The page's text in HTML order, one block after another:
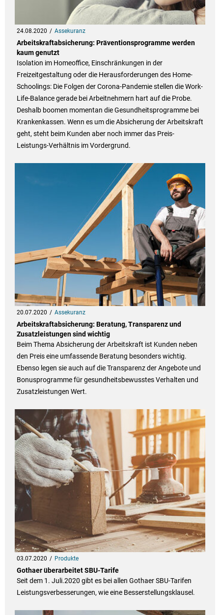
24.08.2020 Assekuranz
Arbeitskraftabsicherung: Präventionsprogramme werden
kaum genutzt
Isolation im Homeoffice, Einschränkungen in der
Freizeitgestaltung oder die Herausforderungen des Home-
Schoolings: Die Folgen der Corona-Pandemie stellen die Work-
Life-Balance gerade bei Arbeitnehmern hart auf die Probe.
Deshalb boomen momentan die Gesundheitsprogramme bei
Krankenkassen. Wenn es um die Absicherung der Arbeitskraft
geht, steht beim Kunden aber noch immer das Preis-
Leistungs-Verhältnis im Vordergrund.
20.07.2020 Assekuranz
Arbeitskraftabsicherung: Beratung, Transparenz und
Zusatzleistungen sind wichtig
Beim Thema Absicherung der Arbeitskraft ist Kunden neben
den Preis eine umfassende Beratung besonders wichtig.
Ebenso legen sie auch auf die Transparenz der Angebote und
Bonusprogramme für gesundheitsbewusstes Verhalten und
Zusatzleistungen Wert.
03.07.2020 Produkte
Gothaer überarbeitet SBU-Tarife
Seit dem 1. Juli.2020 gibt es bei allen Gothaer SBU-Tarifen
Leistungsverbesserungen, wie eine Besserstellungsklausel.